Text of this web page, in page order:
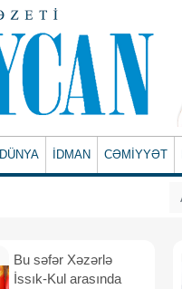
DÜNYA İDMAN CƏMİYYƏT
Bu səfər Xəzərlə
İssık-Kul arasında